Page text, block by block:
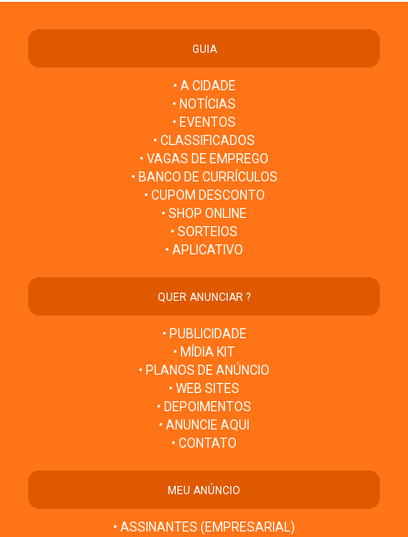
GUIA
• A CIDADE
• NOTÍCIAS
• EVENTOS
• CLASSIFICADOS
• VAGAS DE EMPREGO
• BANCO DE CURRÍCULOS
• CUPOM DESCONTO
• SHOP ONLINE
• SORTEIOS
• APLICATIVO
QUER ANUNCIAR ?
• PUBLICIDADE
• MÍDIA KIT
• PLANOS DE ANÚNCIO
• WEB SITES
• DEPOIMENTOS
• ANUNCIE AQUI
• CONTATO
MEU ANÚNCIO
• ASSINANTES (EMPRESARIAL)